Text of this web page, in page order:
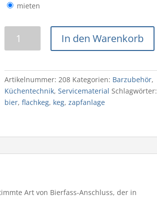
mieten
In den Warenkorb
Artikelnummer:208 Kategorien: Barzubehör,
Küchentechnik,Servicematerial Schlagwörter:
bier,flachkeg, keg,zapfanlage
Art von Bierfass-Anschluss, der in